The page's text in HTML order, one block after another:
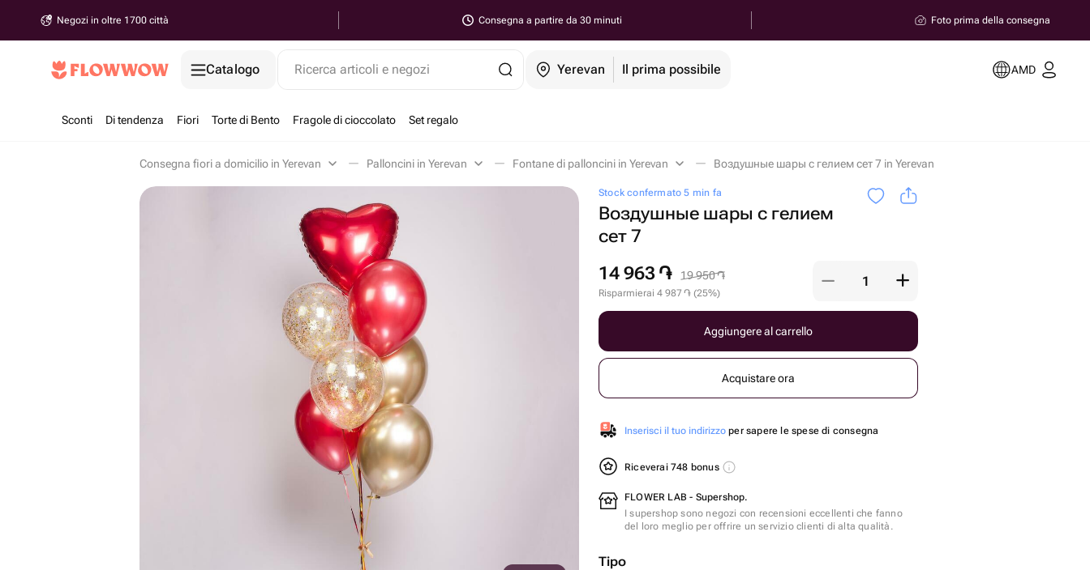
Negozi in oltre 1700 città Consegna a partire da 30 minuti Foto prima della consegna
Catalogo Ricerca articoli e negozi Yerevan Il prima possibile AMD
Sconti Di tendenza Fiori Torte di Bento Fragole di cioccolato Set regalo
Consegna fiori a domicilio in Yerevan Palloncini in Yerevan Fontane di palloncini in Yerevan Воздушные шары с гелием сет 7 in Yerevan
Stock confermato 5 min fa
Воздушные шары с гелием
сет 7
14 963 ֏ 19 950֏
Risparmierai 4 987 ֏ (25%)
Aggiungere al carrello
Acquistare ora
Inserisci il tuo indirizzo per sapere le spese di consegna
Riceverai 748 bonus
FLOWER LAB - Supershop.
I supershop sono negozi con recensioni eccellenti che fanno
del loro meglio per offrire un servizio clienti di alta qualità.
Tipo